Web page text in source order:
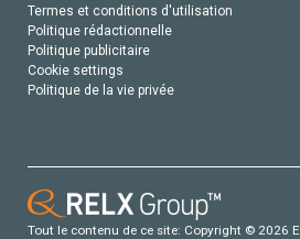
Termes et conditions d'utilisation
Politique rédactionnelle
Politique publicitaire
Cookie settings
Politique de la vie privée
Tout le contenu de ce site: Copyright © 2026